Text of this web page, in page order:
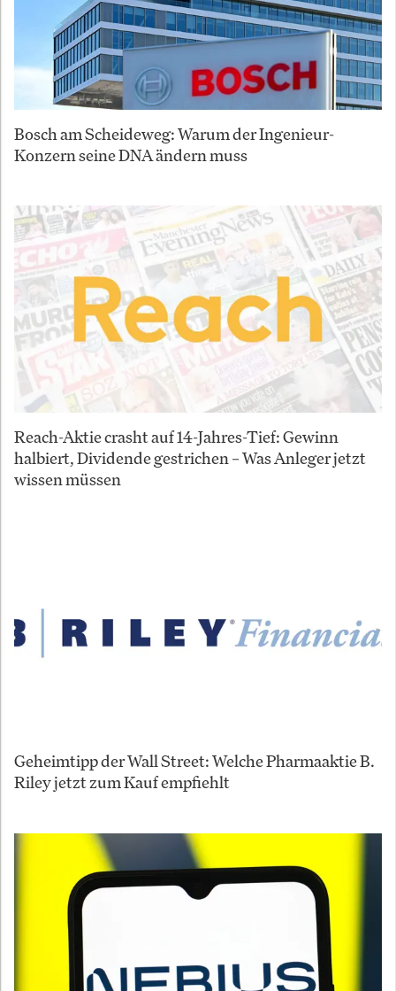
Bosch am Scheideweg: Warum der Ingenieur-
Konzern seine DNA ändern muss
Reach-Aktie crasht auf 14-Jahres-Tief: Gewinn
halbiert, Dividende gestrichen – Was Anleger jetzt
wissen müssen
Geheimtipp der Wall Street: Welche Pharmaaktie B.
Riley jetzt zum Kauf empfiehlt